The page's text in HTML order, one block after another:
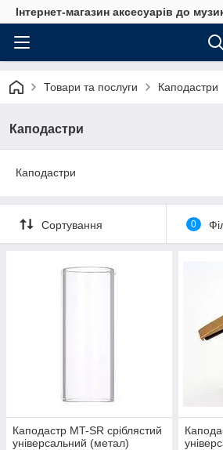
Інтернет-магазин аксесуарів до
Товари та послуги Каподастри
Каподастри
Каподастри
Сортування 0
Каподастр MT-SR сріблястий
універсальний (метал)